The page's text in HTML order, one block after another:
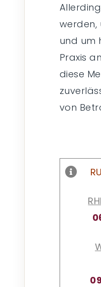
werden,
und um
Praxis
diese
von